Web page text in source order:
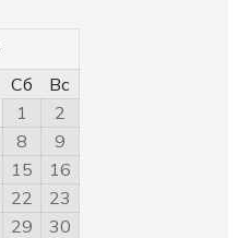
Сб
Вс
1
2
8
9
15
16
22
23
29
30